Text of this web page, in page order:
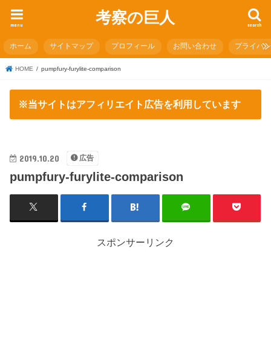
考察の巨人 search
menu
ホーム サイトマップ プロフィール お問い合わせ プライバ
HOME pumpfury-furylite-comparison
※当サイトはアフィリエイト広告を利用しています
2019.10.20 広告
pumpfury-furylite-comparison
スポンサーリンク